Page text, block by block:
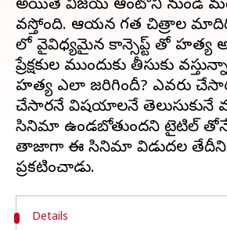
అయితే విజయ్ ఆంటోనీ నుండి
వస్తోంది. ఆయన గత చిత్రాల
లో వైవిధ్యమైన కాన్సెప్ట్ తో హత్య
ప్రేక్షకుల ముందుకు తీసుకు
హత్య ఎలా జరిగిందీ? ఎవరు
చేసారనే విషయాలనే తెలుసుకునే
సినిమా ఉండబోతుందని టైటిల్ తోనే
తాజాగా ఈ సినిమా విడుదల
Details